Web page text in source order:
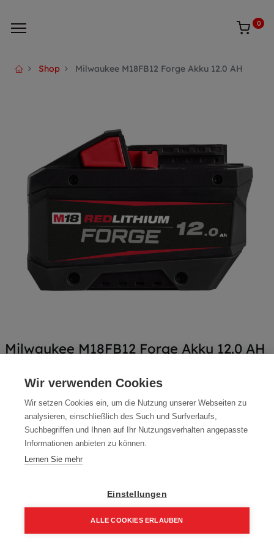
0
Shop Milwaukee M18FB12 Forge Akku 12.0 AH
Milwaukee M18FB12 Forge Akku 12.0 AH
250,00€ 299,00 €
300,00 € inkl. Mwst
250,00 € / Stk.
In den Einkaufskorb
Wir verwenden Cookies
Wir setzen Cookies ein, um die Nutzung unserer Webseiten zu
analysieren, einschließlich des Such und Surfverlaufs,
Suchbegriffen und Ihnen auf Ihr Nutzungsverhalten angepasste
Informationen anbieten zu können.
Lernen Sie mehr
Einstellungen
ALLE COOKIES ERLAUBEN